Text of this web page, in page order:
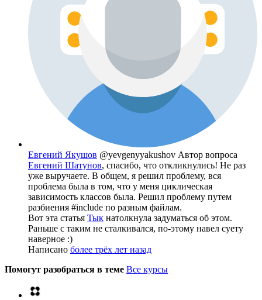
Евгений Якушов @yevgenyyakushov Автор вопроса
Евгений Шатунов, спасибо, что откликнулись! Не раз
уже выручаете. В общем, я решил проблему, вся
проблема была в том, что у меня циклическая
зависимость классов была. Решил проблему путем
разбиения #include по разным файлам.
Вот эта статья Тык натолкнула задуматься об этом.
Раньше с таким не сталкивался, по-этому навел суету
наверное :)
Написано более трёх лет назад
Помогут разобраться в теме Все курсы